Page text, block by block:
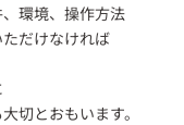
環境、操作方法
だけなければ
切とおもいます。